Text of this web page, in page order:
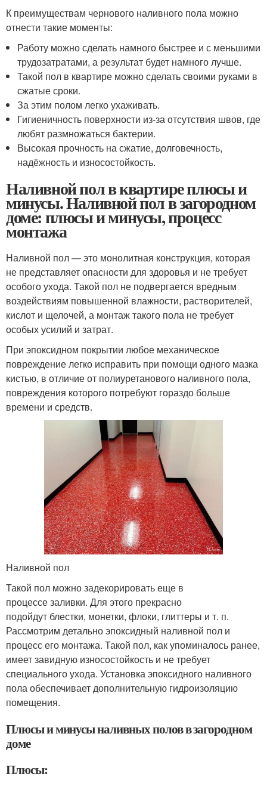
К преимуществам чернового наливного пола можно
отнести такие моменты:
Работу можно сделать намного быстрее и с меньшими
трудозатратами, а результат будет намного лучше.
Такой пол в квартире можно сделать своими руками в
сжатые сроки.
За этим полом легко ухаживать.
Гигиеничность поверхности из-за отсутствия швов, где
любят размножаться бактерии.
Высокая прочность на сжатие, долговечность,
надёжность и износостойкость.
Наливной пол в квартире плюсы и
минусы. Наливной пол в загородном
доме: плюсы и минусы, процесс
монтажа
Наливной пол — это монолитная конструкция, которая
не представляет опасности для здоровья и не требует
особого ухода. Такой пол не подвергается вредным
воздействиям повышенной влажности, растворителей,
кислот и щелочей, а монтаж такого пола не требует
особых усилий и затрат.
При эпоксидном покрытии любое механическое
повреждение легко исправить при помощи одного мазка
кистью, в отличие от полиуретанового наливного пола,
повреждения которого потребуют гораздо больше
времени и средств.
Наливной пол
Такой пол можно задекорировать еще в
процессе заливки. Для этого прекрасно
подойдут блестки, монетки, флоки, глиттеры и т. п.
Рассмотрим детально эпоксидный наливной пол и
процесс его монтажа. Такой пол, как упоминалось ранее,
имеет завидную износостойкость и не требует
специального ухода. Установка эпоксидного наливного
пола обеспечивает дополнительную гидроизоляцию
помещения.
Плюсы и минусы наливных полов в загородном
доме
Плюсы: